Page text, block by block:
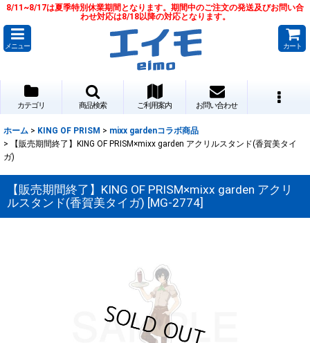
8/11~8/17は夏季特別休業期間となります。期間中のご注文の発送及びお問い合
わせ対応は8/18以降の対応となります。
メニュー カート
カテゴリ 商品検索 ご利用案内 お問い合わせ
ホーム > KING OF PRISM > mixx gardenコラボ商品
>
【販売期間終了】KING OF PRISM×mixx garden アクリルスタンド(香賀美タイ
ガ)
【販売期間終了】KING OF PRISM×mixx garden アクリ
ルスタンド(香賀美タイガ) [MG-2774]